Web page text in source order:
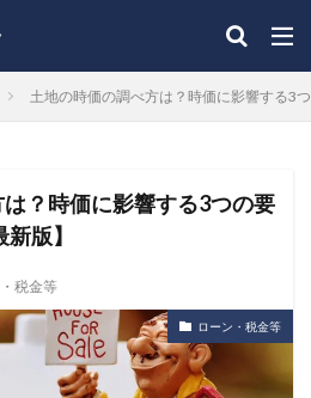
土地の時価の調べ方は？時価に影響する3
？時価に影響する3つの要
版】
税金等
ローン・税金等